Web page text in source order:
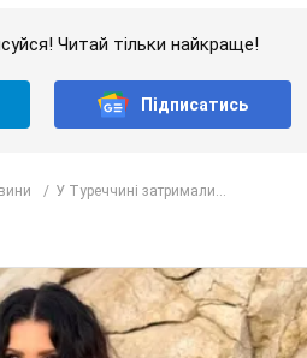
Читай тільки найкраще!
Підписатись
У Туреччині затримали...